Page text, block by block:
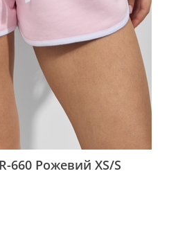
660 Рожевий XS/S